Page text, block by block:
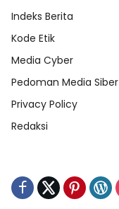
Indeks Berita
Kode Etik
Media Cyber
Pedoman Media Siber
Privacy Policy
Redaksi